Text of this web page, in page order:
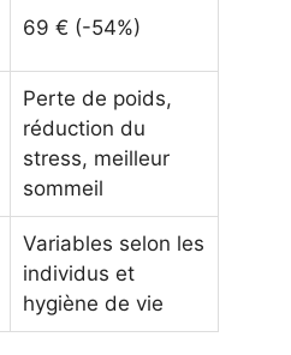
69 € (-54%)
Perte de poids,
réduction du
stress, meilleur
sommeil
Variables selon les
individus et
hygiène de vie